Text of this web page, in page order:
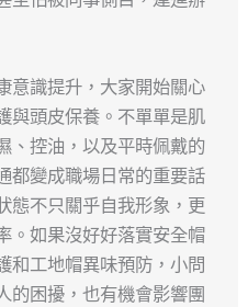
意識提升，大家開始關心
與頭皮保養。不單單是肌
、控油，以及平時佩戴的
都變成職場日常的重要話
態不只關乎自我形象，更
。如果沒好好落實安全帽
和工地帽異味預防，小問
的困擾，也有機會影響團